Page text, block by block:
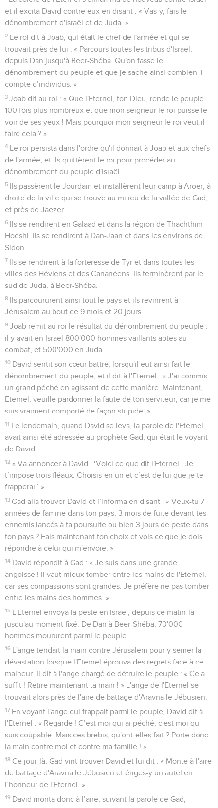
et il excita David contre eux en disant : « Vas-y, fais le
dénombrement d'Israël et de Juda. »
2 Le roi dit à Joab, qui était le chef de l'armée et qui se
trouvait près de lui : « Parcours toutes les tribus d'Israël,
depuis Dan jusqu'à Beer-Shéba. Qu'on fasse le
dénombrement du peuple et que je sache ainsi combien il
compte d’individus. »
3 Joab dit au roi : « Que l'Eternel, ton Dieu, rende le peuple
100 fois plus nombreux et que mon seigneur le roi puisse le
voir de ses yeux ! Mais pourquoi mon seigneur le roi veut-il
faire cela ? »
4 Le roi persista dans l'ordre qu'il donnait à Joab et aux chefs
de l'armée, et ils quittèrent le roi pour procéder au
dénombrement du peuple d'Israël.
5 Ils passèrent le Jourdain et installèrent leur camp à Aroër, à
droite de la ville qui se trouve au milieu de la vallée de Gad,
et près de Jaezer.
6 Ils se rendirent en Galaad et dans la région de Thachthim-
Hodshi. Ils se rendirent à Dan-Jaan et dans les environs de
Sidon.
7 Ils se rendirent à la forteresse de Tyr et dans toutes les
villes des Héviens et des Cananéens. Ils terminèrent par le
sud de Juda, à Beer-Shéba.
8 Ils parcoururent ainsi tout le pays et ils revinrent à
Jérusalem au bout de 9 mois et 20 jours.
9 Joab remit au roi le résultat du dénombrement du peuple :
il y avait en Israël 800'000 hommes vaillants aptes au
combat, et 500'000 en Juda.
10 David sentit son cœur battre, lorsqu'il eut ainsi fait le
dénombrement du peuple, et il dit à l'Eternel : « J'ai commis
un grand péché en agissant de cette manière. Maintenant,
Eternel, veuille pardonner la faute de ton serviteur, car je me
suis vraiment comporté de façon stupide. »
11 Le lendemain, quand David se leva, la parole de l'Eternel
avait ainsi été adressée au prophète Gad, qui était le voyant
de David :
12 « Va annoncer à David : ‘Voici ce que dit l'Eternel : Je
t’impose trois fléaux. Choisis-en un et c’est de lui que je te
frapperai.’ »
13 Gad alla trouver David et l’informa en disant : « Veux-tu 7
années de famine dans ton pays, 3 mois de fuite devant tes
ennemis lancés à ta poursuite ou bien 3 jours de peste dans
ton pays ? Fais maintenant ton choix et vois ce que je dois
répondre à celui qui m'envoie. »
14 David répondit à Gad : « Je suis dans une grande
angoisse ! Il vaut mieux tomber entre les mains de l'Eternel,
car ses compassions sont grandes. Je préfère ne pas tomber
entre les mains des hommes. »
15 L'Eternel envoya la peste en Israël, depuis ce matin-là
jusqu'au moment fixé. De Dan à Beer-Shéba, 70'000
hommes moururent parmi le peuple.
16 L'ange tendait la main contre Jérusalem pour y semer la
dévastation lorsque l'Eternel éprouva des regrets face à ce
malheur. Il dit à l'ange chargé de détruire le peuple : « Cela
suffit ! Retire maintenant ta main ! » L'ange de l'Eternel se
trouvait alors près de l'aire de battage d'Aravna le Jébusien.
17 En voyant l'ange qui frappait parmi le peuple, David dit à
l'Eternel : « Regarde ! C’est moi qui ai péché, c'est moi qui
suis coupable. Mais ces brebis, qu'ont-elles fait ? Porte donc
la main contre moi et contre ma famille ! »
18 Ce jour-là, Gad vint trouver David et lui dit : « Monte à l'aire
de battage d'Aravna le Jébusien et ériges-y un autel en
l’honneur de l'Eternel. »
19 David monta donc à l’aire, suivant la parole de Gad,